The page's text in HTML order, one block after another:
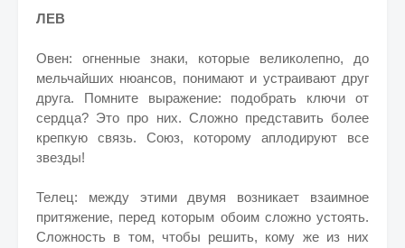
ЛЕВ
Овен: огненные знаки, которые великолепно, до
мельчайших нюансов, понимают и устраивают друг
друга. Помните выражение: подобрать ключи от
сердца? Это про них. Сложно представить более
крепкую связь. Союз, которому аплодируют все
звезды!
Телец: между этими двумя возникает взаимное
притяжение, перед которым обоим сложно устоять.
Сложность в том, чтобы решить, кому же из них